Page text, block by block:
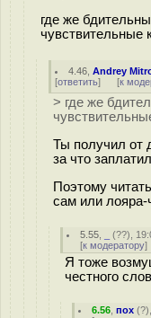
где же
чувствительные
4.46 ,Andrey
[ответить] [к
> где же
Ты получил от
за что
Поэтому
сам или лояра-
5.55 (??),
[к модератору]
Я тоже
честного
6.56 ,пох (?